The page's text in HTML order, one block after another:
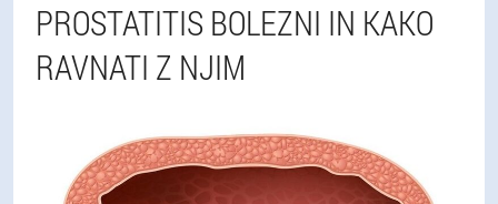
PROSTATITIS BOLEZNI IN KAKO
RAVNATI Z NJIM